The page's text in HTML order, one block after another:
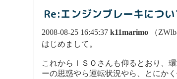
Re:エンジンブレーキについ
2008-08-25 16:45:37k11marimo （
はじめまして。
これからＩＳＯさんも仰るとおり、
ーの思惑やら運転状況やら、とにか